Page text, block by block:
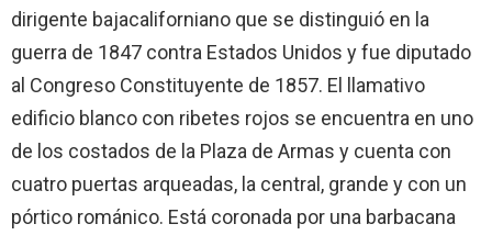
dirigente bajacaliforniano que se distinguió en la
guerra de 1847 contra Estados Unidos y fue diputado
al Congreso Constituyente de 1857. El llamativo
edificio blanco con ribetes rojos se encuentra en uno
de los costados de la Plaza de Armas y cuenta con
cuatro puertas arqueadas, la central, grande y con un
pórtico románico. Está coronada por una barbacana